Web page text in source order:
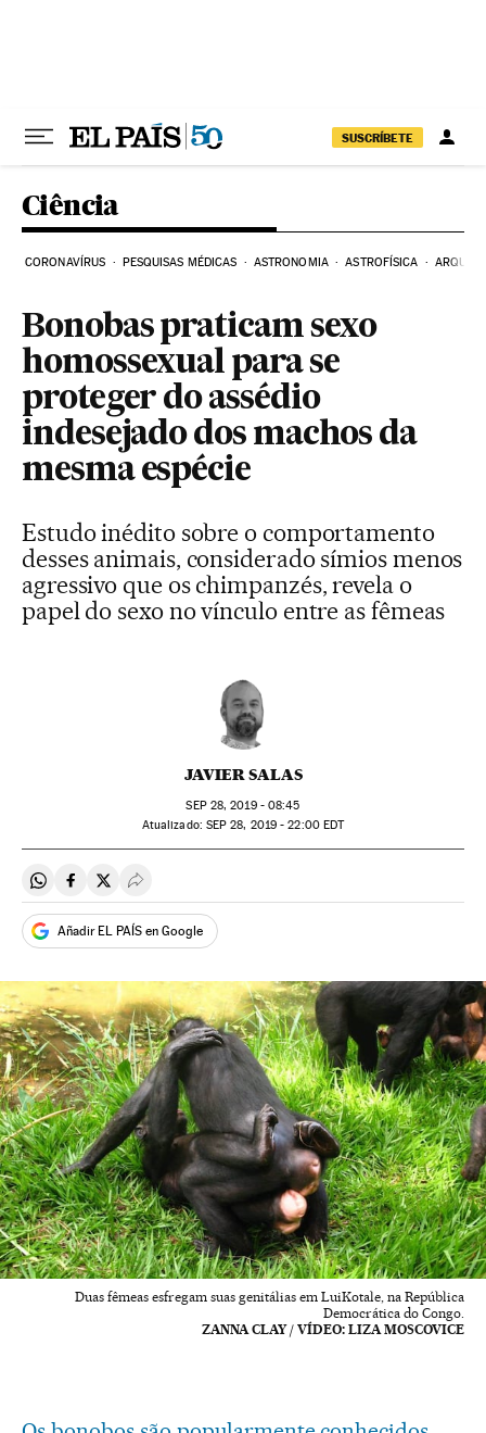
SUSCRÍBETE
Ciência
CORONAVÍRUS PESQUISAS MÉDICAS ASTRONOMIA ASTROFÍSICA
Bonobas praticam sexo
homossexual para se
proteger do assédio
indesejado dos machos da
mesma espécie
Estudo inédito sobre o comportamento
desses animais, considerado símios menos
agressivo que os chimpanzés, revela o
papel do sexo no vínculo entre as fêmeas
JAVIER SALAS
SEP28, 2019 - 08:45
atualizado: SEP 28, 2019 - 22:00EDT
Compartir en Whatsapp
Compartir en Facebook
Compartir en Twitter
Desplegar Redes Sociales
Añadir EL PAÍS en Google
Duas fêmeas esfregam suas genitálias em LuiKotale, na República
Democrática do Congo.
ZANNA CLAY / VÍDEO: LIZA MOSCOVICE